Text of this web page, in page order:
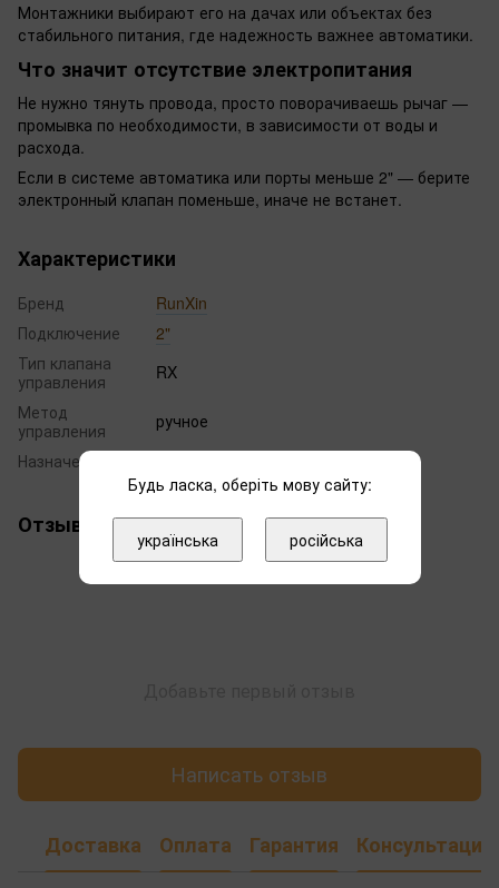
Монтажники выбирают его на дачах или объектах без
стабильного питания, где надежность важнее автоматики.
Что значит отсутствие электропитания
Не нужно тянуть провода, просто поворачиваешь рычаг —
промывка по необходимости, в зависимости от воды и
расхода.
Если в системе автоматика или порты меньше 2" — берите
электронный клапан поменьше, иначе не встанет.
Характеристики
Бренд
RunXin
Подключение
2"
Тип клапана
управления
RX
Метод
управления
ручное
Назначение
Отзывы
Написать отзыв
Доставка Оплата Гарантия Консультация
Будь ласка, оберіть мову сайту:
українська російська